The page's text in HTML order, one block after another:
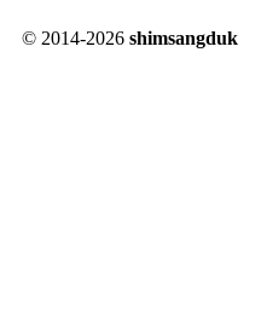
© 2014-2026 shimsangduk